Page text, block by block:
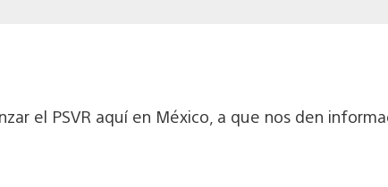
el PSVR aquí en México, a que nos den